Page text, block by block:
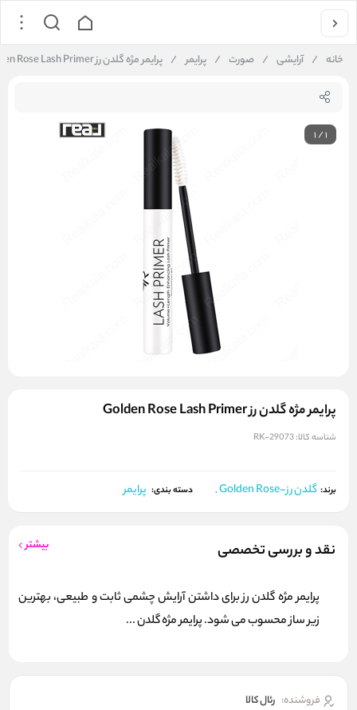
خانه / آرایشی / صورت / پرایمر / پرایمر مژه گلدن رز Golden Rose Lash Primer
1/1
پرایمر مژه گلدن رز Golden Rose Lash Primer
شناسه کالا:RK-29073
برند: گلدن رز-Golden Rose , دسته بندی: پرایمر
نقد و بررسی تخصصی بیشتر
پرایمر مژه گلدن رز برای داشتن آرایش چشمی ثابت و طبیعی، بهترین
زیر ساز محسوب می شود. پرایمر مژه گلدن ...
فروشنده: رئال كالا